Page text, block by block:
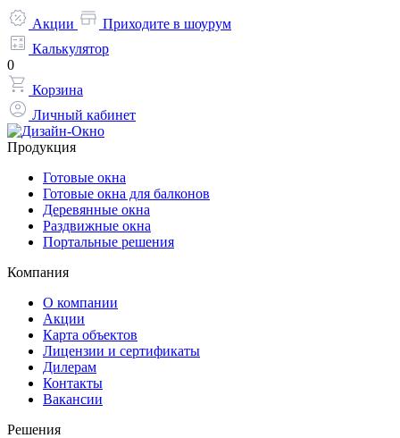
Акции
Приходите в шоурум
Калькулятор
0
Корзина
Личный кабинет
Продукция
Готовые окна
Готовые окна для балконов
Деревянные окна
Раздвижные окна
Портальные решения
Компания
О компании
Акции
Карта объектов
Лицензии и сертификаты
Дилерам
Контакты
Вакансии
Решения